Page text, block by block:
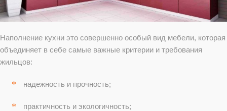
Наполнение кухни это совершенно особый вид мебели, которая
объединяет в себе самые важные критерии и требования
жильцов:
надежность и прочность;
практичность и экологичность;